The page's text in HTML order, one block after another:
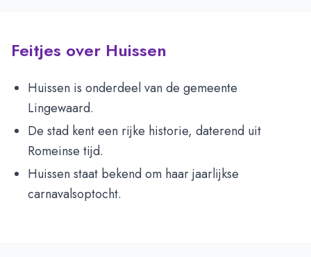
Feitjes over Huissen
Huissen is onderdeel van de gemeente
Lingewaard.
De stad kent een rijke historie, daterend uit
Romeinse tijd.
Huissen staat bekend om haar jaarlijkse
carnavalsoptocht.